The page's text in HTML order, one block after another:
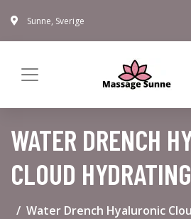
Sunne, Sverige
WATER DRENCH
CLOUD
Water Drench Hyaluronic